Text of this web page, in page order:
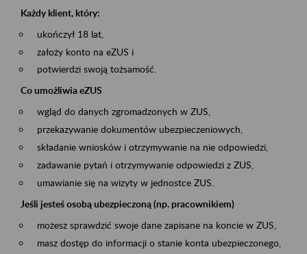
Każdy klient, który:
ukończył 18 lat,
założy konto na eZUS i
potwierdzi swoją tożsamość.
Co umożliwia eZUS
wgląd do danych zgromadzonych w ZUS,
przekazywanie dokumentów ubezpieczeniowych,
składanie wniosków i otrzymywanie na nie odpowiedzi,
zadawanie pytań i otrzymywanie odpowiedzi z ZUS,
umawianie się na wizyty w jednostce ZUS.
Jeśli jesteś osobą ubezpieczoną (np. pracownikiem)
możesz sprawdzić swoje dane zapisane na koncie w ZUS,
masz dostęp do informacji o stanie konta ubezpieczonego,